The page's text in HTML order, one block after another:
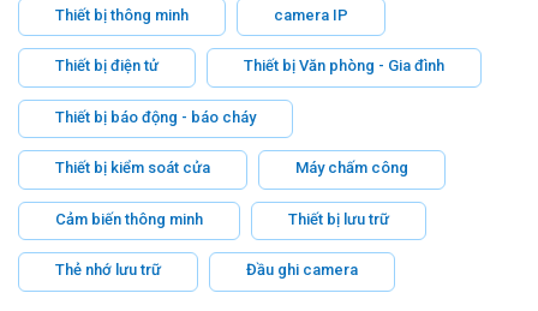
Thiết bị thông minh camera IP
Thiết bị điện tử Thiết bị Văn phòng - Gia đình
Thiết bị báo động - báo cháy
Thiết bị kiểm soát cửa Máy chấm công
Cảm biến thông minh Thiết bị lưu trữ
Thẻ nhớ lưu trữ Đầu ghi camera